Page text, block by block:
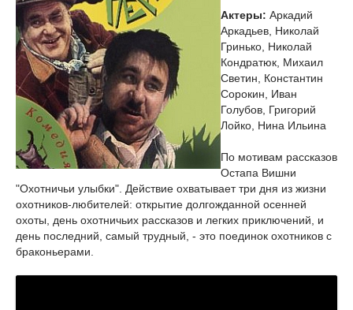
Актеры: Аркадий
Аркадьев, Николай
Гринько, Николай
Кондратюк, Михаил
Светин, Константин
Сорокин, Иван
Голубов, Григорий
Лойко, Нина Ильина
По мотивам рассказов
Остапа Вишни
"Охотничьи улыбки". Действие охватывает три дня из жизни
охотников-любителей: открытие долгожданной осенней
охоты, день охотничьих рассказов и легких приключений, и
день последний, самый трудный, - это поединок охотников с
браконьерами.